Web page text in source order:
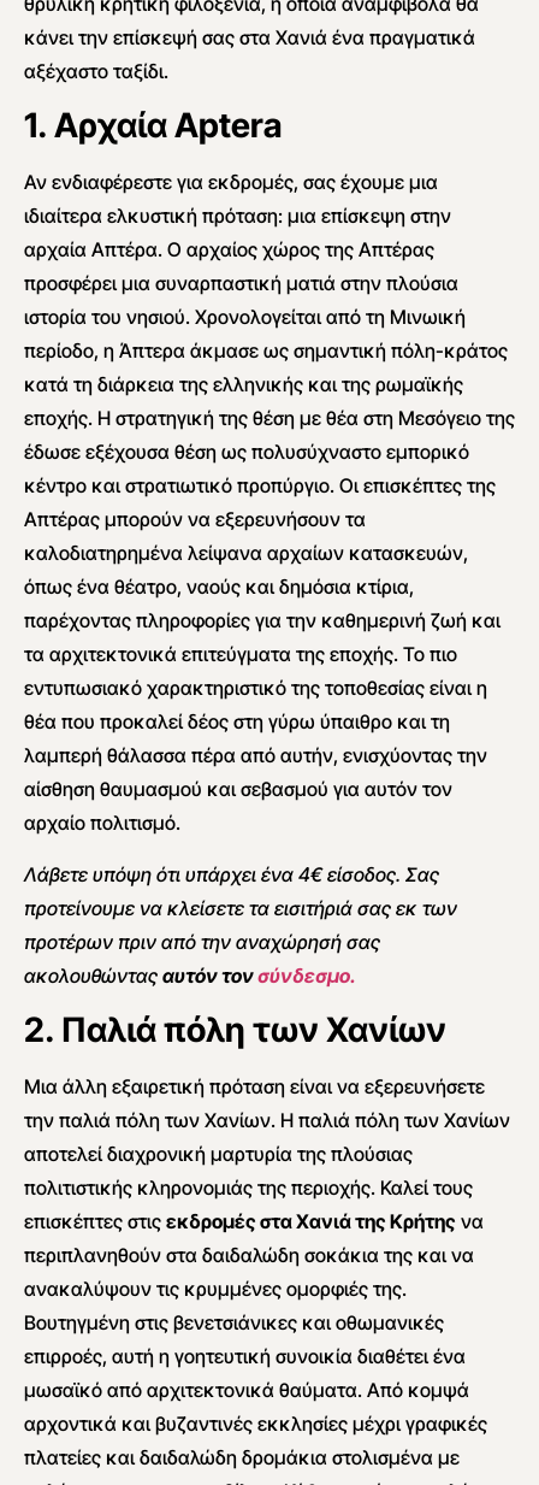
κάνει την επίσκεψή σας στα Χανιά ένα πραγματικά
αξέχαστο ταξίδι.
1. ΑρχαίαAptera
Αν ενδιαφέρεστε για εκδρομές, σας έχουμε μια
ιδιαίτερα ελκυστική πρόταση: μια επίσκεψη στην
αρχαία Απτέρα. Ο αρχαίος χώρος της Απτέρας
προσφέρει μια συναρπαστική ματιά στην πλούσια
ιστορία του νησιού. Χρονολογείται από τη Μινωική
περίοδο, η Άπτερα άκμασε ως σημαντική πόλη-κράτος
κατά τη διάρκεια της ελληνικής και της ρωμαϊκής
εποχής. Η στρατηγική της θέση με θέα στη Μεσόγειο της
έδωσε εξέχουσα θέση ως πολυσύχναστο εμπορικό
κέντρο και στρατιωτικό προπύργιο. Οι επισκέπτες της
Απτέρας μπορούν να εξερευνήσουν τα
καλοδιατηρημένα λείψανα αρχαίων κατασκευών,
όπως ένα θέατρο, ναούς και δημόσια κτίρια,
παρέχοντας πληροφορίες για την καθημερινή ζωή και
τα αρχιτεκτονικά επιτεύγματα της εποχής. Το πιο
εντυπωσιακό χαρακτηριστικό της τοποθεσίας είναι η
θέα που προκαλεί δέος στη γύρω ύπαιθρο και τη
λαμπερή θάλασσα πέρα από αυτήν, ενισχύοντας την
αίσθηση θαυμασμού και σεβασμού για αυτόν τον
αρχαίο πολιτισμό.
Λάβετε υπόψη ότι υπάρχει ένα 4€ είσοδος. Σας
προτείνουμε να κλείσετε τα εισιτήριά σας εκ των
προτέρων πριν από την αναχώρησή σας
ακολουθώντας αυτόν τονσύνδεσμο.
2. Παλιά πόλη των Χανίων
Μια άλλη εξαιρετική πρόταση είναι να εξερευνήσετε
την παλιά πόλη των Χανίων. Η παλιά πόλη των Χανίων
αποτελεί διαχρονική μαρτυρία της πλούσιας
πολιτιστικής κληρονομιάς της περιοχής. Καλεί τους
επισκέπτες στις εκδρομές στα Χανιά της Κρήτης να
περιπλανηθούν στα δαιδαλώδη σοκάκια της και να
ανακαλύψουν τις κρυμμένες ομορφιές της.
Βουτηγμένη στις βενετσιάνικες και οθωμανικές
επιρροές, αυτή η γοητευτική συνοικία διαθέτει ένα
μωσαϊκό από αρχιτεκτονικά θαύματα. Από κομψά
αρχοντικά και βυζαντινές εκκλησίες μέχρι γραφικές
πλατείες και δαιδαλώδη δρομάκια στολισμένα με